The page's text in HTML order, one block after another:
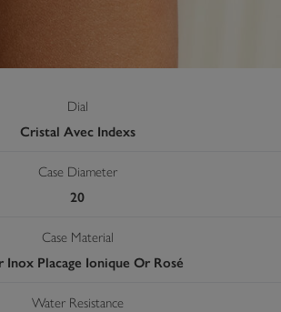
Dial
Cristal Avec Indexs
Case Diameter
20
Case Material
Inox Placage Ionique Or Rosé
Water Resistance